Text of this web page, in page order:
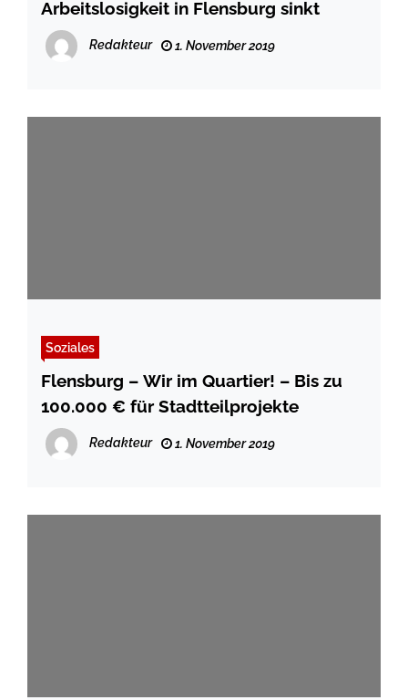
Arbeitslosigkeit in Flensburg sinkt
Redakteur 1. November 2019
Soziales
Flensburg – Wir im Quartier! – Bis zu
100.000 € für Stadtteilprojekte
Redakteur 1. November 2019